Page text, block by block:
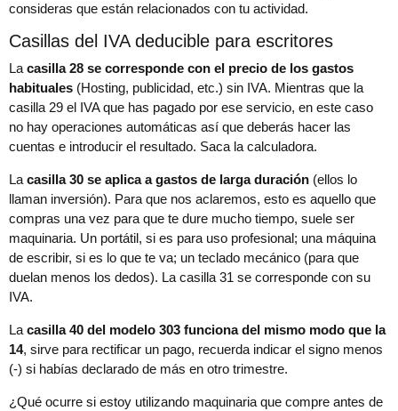
consideras que están relacionados con tu actividad.
Casillas del IVA deducible para escritores
Lacasilla 28 se corresponde con el precio de los gastos
habituales (Hosting, publicidad, etc.) sin IVA. Mientras que la
casilla 29 el IVA que has pagado por ese servicio, en este caso
no hay operaciones automáticas así que deberás hacer las
cuentas e introducir el resultado. Saca la calculadora.
Lacasilla 30 se aplica a gastos de larga duración (ellos lo
llaman inversión). Para que nos aclaremos, esto es aquello que
compras una vez para que te dure mucho tiempo, suele ser
maquinaria. Un portátil, si es para uso profesional; una máquina
de escribir, si es lo que te va; un teclado mecánico (para que
duelan menos los dedos). La casilla 31 se corresponde con su
IVA.
Lacasilla 40 del modelo 303 funciona del mismo modo que la
14, sirve para rectificar un pago, recuerda indicar el signo menos
(-) si habías declarado de más en otro trimestre.
¿Qué ocurre si estoy utilizando maquinaria que compre antes de